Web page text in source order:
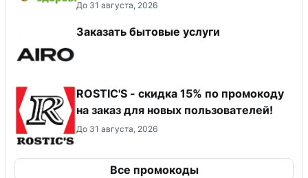
До 31 августа, 2026
Заказать бытовые услуги
ROSTIC'S - скидка 15% по промокоду
на заказ для новых пользователей!
До 31 августа, 2026
Все промокоды